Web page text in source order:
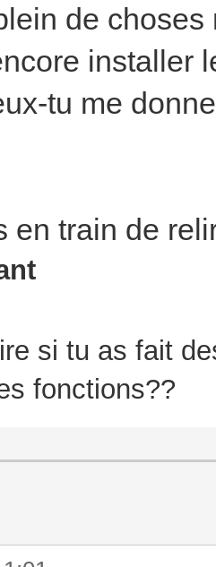
de
installer
tu me
en train de
si tu as fait
fonctions??